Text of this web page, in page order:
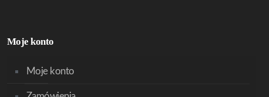
Moje konto
Moje konto